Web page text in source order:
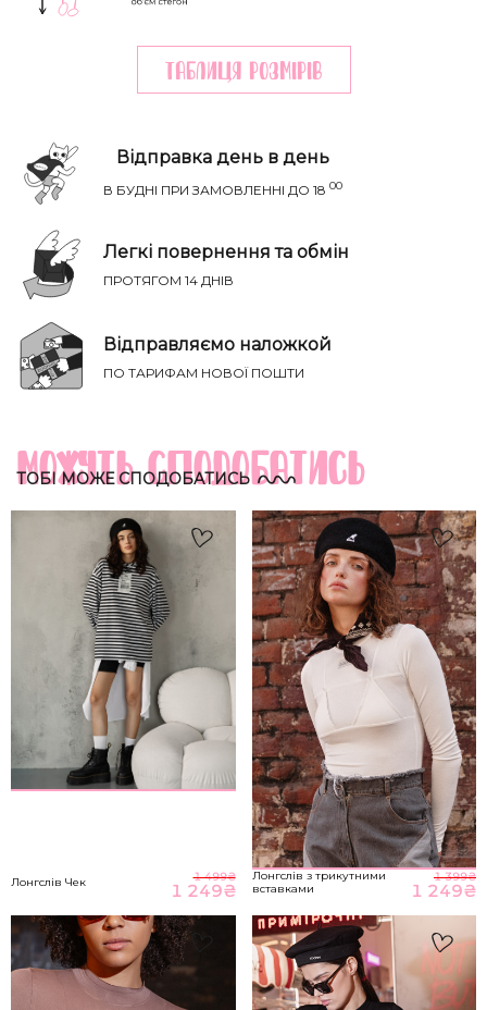
Таблиця розмiрiв
Відправка день в день
В БУДНІ ПРИ ЗАМОВЛЕННІ ДО 18 00
Легкі повернення та обмін
ПРОТЯГОМ 14 ДНІВ
Відправляємо наложкой
ПО ТАРИФАМ НОВОЇ ПОШТИ
Можуть сподобатись
ТОБІ МОЖЕ СПОДОБАТИСЬ
Лонгслів Чек 1 499₴
1 249₴
Лонгслів з трикутними
вставками
1 399₴
1 249₴
НАПИСАТИ IВАНЦI
ВІДПРАВИТИ
НА ГОЛОВНУ
Річ ідеально сяде на параметри:
Розмір
Груди
(см)
Талія
(см)
Бедра
(см)
XS-S 81-85 60-65 88-93
65-70 93-98
70-76 98-104
*розміри вказані в сантиметрах
Розмір речі